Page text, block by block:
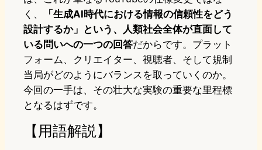
く、
「生成AI時代における情報の信頼性をどう
設計するか」という、人類社会全体が直面して
いる問いへの一つの回答だからです。プラット
フォーム、クリエイター、視聴者、そして規制
当局がどのようにバランスを取っていくのか。
今回の一手は、その壮大な実験の重要な里程標
となるはずです。
【用語解説】